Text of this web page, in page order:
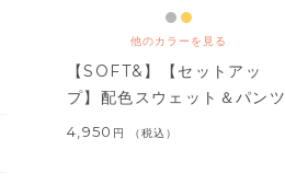
他のカラーを見る
【SOFT&】【セットアッ
プ】配色スウェット＆パンツ
4,950 税込